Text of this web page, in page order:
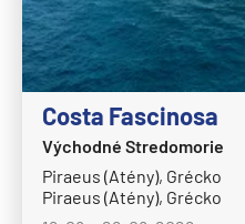
Costa Fascinosa
Východné Stredomorie
Piraeus (Atény), Grécko
Piraeus (Atény), Grécko